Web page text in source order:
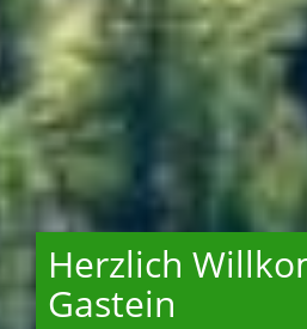
Herzlich
Gastein